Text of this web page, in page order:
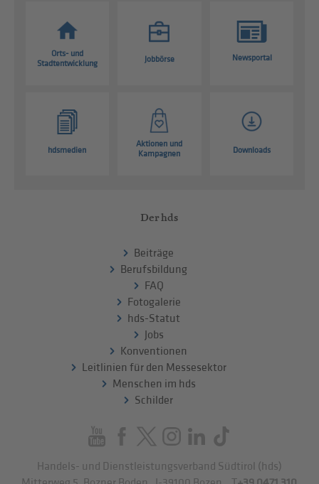
Orts- und
Stadtentwicklung
Jobbörse Newsportal
hdsmedien
Aktionen und
Kampagnen
Downloads
Der hds
Beiträge
Berufsbildung
FAQ
Fotogalerie
hds-Statut
Jobs
Konventionen
Leitlinien für den Messesektor
Menschen im hds
Schilder
Handels- und Dienstleistungsverband Südtirol (hds)